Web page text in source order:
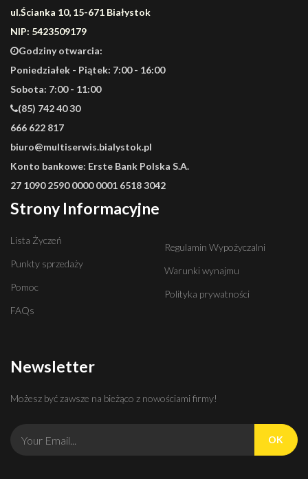
ul.Ścianka 10, 15-671 Białystok
NIP: 5423509179
Godziny otwarcia:
Poniedziałek - Piątek: 7:00 - 16:00
Sobota: 7:00 - 11:00
(85) 742 40 30
666 622 817
biuro@multiserwis.bialystok.pl
Konto bankowe: Erste Bank Polska S.A.
27 1090 2590 0000 0001 6518 3042
Strony Informacyjne
Lista Życzeń
Punkty sprzedaży
Pomoc
FAQs
Regulamin Wypożyczalni
Warunki wynajmu
Polityka prywatności
Newsletter
Możesz być zawsze na bieżąco z nowościami firmy!
OK